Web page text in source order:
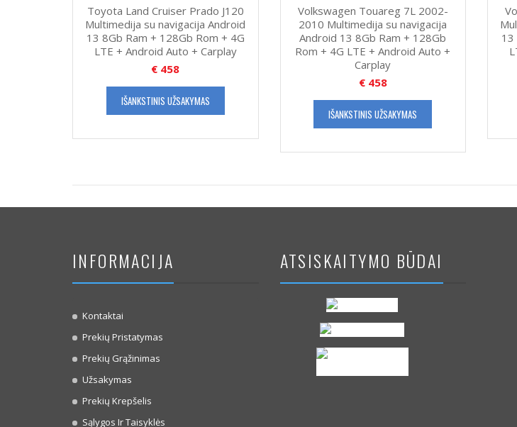
Toyota Land Cruiser Prado J120
Multimedija su navigacija Android
13 8Gb Ram + 128Gb Rom + 4G
LTE + Android Auto + Carplay
€ 458
IŠANKSTINIS UŽSAKYMAS
Volkswagen Touareg 7L 2002-
2010 Multimedija su navigacija
Android 13 8Gb Ram + 128Gb
Rom + 4G LTE + Android Auto +
Carplay
€458
IŠANKSTINIS UŽSAKYMAS
13
INFORMACIJA
Kontaktai
Prekių Pristatymas
Prekių Grąžinimas
Užsakymas
Prekių Krepšelis
Sąlygos Ir Taisyklės
ATSISKAITYMO BŪDAI